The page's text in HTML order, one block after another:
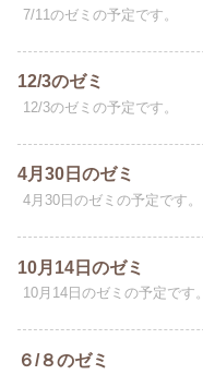
7/11のゼミの予定です。
12/3のゼミ
12/3のゼミの予定です。
4月30日のゼミ
4月30日のゼミの予定です。
10月14日のゼミ
10月14日のゼミの予定です。
６/８のゼミ